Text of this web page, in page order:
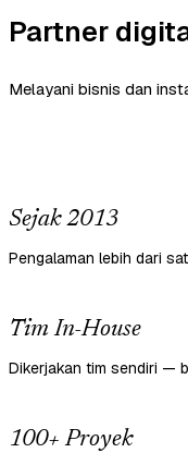
Partner
Melayani bisnis dan
Sejak 2013
Pengalaman lebih dari
Tim In-House
Dikerjakan tim sendiri —
100+ Proyek